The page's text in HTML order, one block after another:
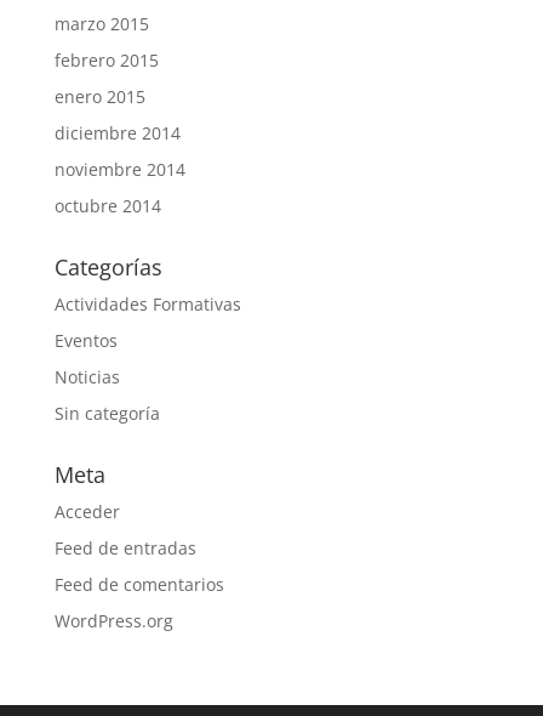
marzo 2015
febrero 2015
enero 2015
diciembre 2014
noviembre 2014
octubre 2014
Categorías
Actividades Formativas
Eventos
Noticias
Sin categoría
Meta
Acceder
Feed de entradas
Feed de comentarios
WordPress.org